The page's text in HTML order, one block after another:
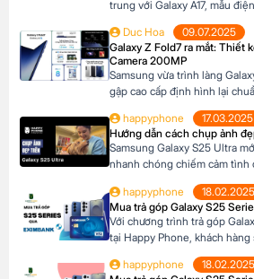
trung với Galaxy A17, mẫu
cuối năm 2025 đã xuất hiện
bán lẻ tại Châu Âu. Với những
camera, hiệu năng và thiết
Duc Hoa
09.07.2025
Galaxy Z Fold7 ra mắt: Thiết
Camera 200MP
Samsung vừa trình làng
gập cao cấp định hình lại
Với thiết kế siêu mỏng chỉ
200MP sắc nét chưa từng có
này không chỉ là một thiết bị
happyphone
17.03.2025
Hướng dẫn cách chụp ảnh
Samsung Galaxy S25 Ultra
nhanh chóng chiếm cảm tình
200MP, khả năng zoom xa ấn
thông minh giúp ghi lại
cuộc sống. Sau đây […]
happyphone
18.02.2025
Mua trả góp Galaxy S25
Với chương trình trả góp
tại Happy Phone, khách
lựa chọn kỳ hạn trả góp từ 3
happyphone
18.02.2025